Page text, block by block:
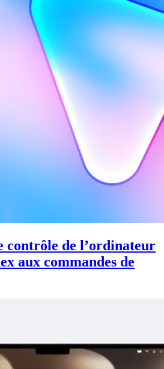
contrôle de l’ordinateur
aux commandes de